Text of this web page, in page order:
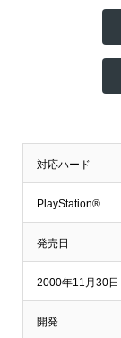
対応ハード
PlayStation®
発売日
2000年11月30日
開発